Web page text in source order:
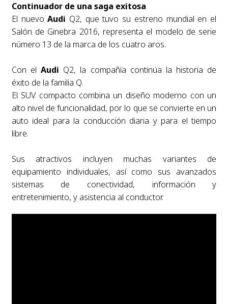
Continuador de una saga exitosa
El nuevoAudi Q2, que tuvo su estreno mundial en el
Salón de Ginebra 2016, representa el modelo de serie
número 13 de la marca de los cuatro aros.
Con elAudi Q2, la compañía continúa la historia de
éxito de la familia Q.
El SUV compacto combina un diseño moderno con un
alto nivel de funcionalidad, por lo que se convierte en un
auto ideal para la conducción diaria y para el tiempo
libre.
Sus atractivos incluyen muchas variantes de
equipamiento individuales, así como sus avanzados
sistemas de conectividad, información y
entretenimiento, y asistencia al conductor.